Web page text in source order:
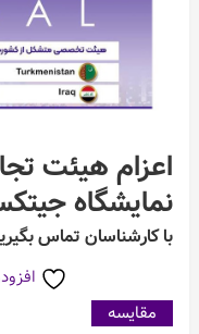
اعزام هيئت
نمایشگاه جیتکس
با کارشناسان تماس بگیرید ۰۳۱۳۶۶۵۰۸۸۱ -
مقایسه